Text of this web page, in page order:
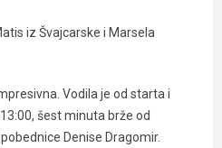
iz Švajcarske i Marsela
Vodila je od starta i
šest minuta brže od
Denise Dragomir.